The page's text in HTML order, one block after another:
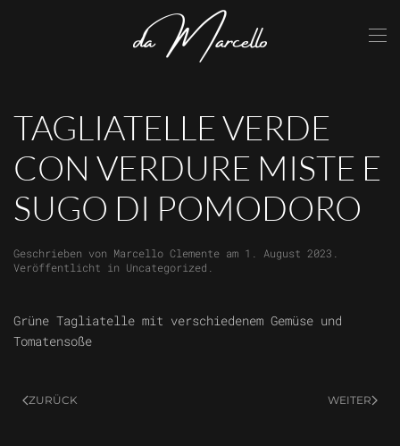
Skip to main content
TAGLIATELLE VERDE
CON VERDURE MISTE E
SUGO DI POMODORO
Geschrieben von Marcello Clemente am 1. August 2023
Veröffentlicht in Uncategorized
Grüne Tagliatelle mit verschiedenem Gemüse und
Tomatensoße
ZURÜCK WEITER